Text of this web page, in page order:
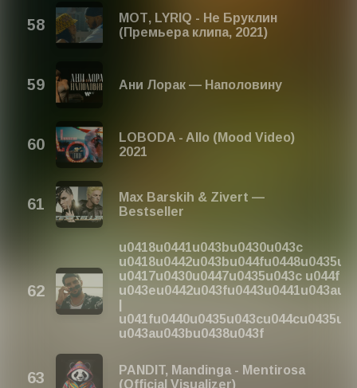
МОТ, LYRIQ - Не Бруклин
(Премьера клипа, 2021)
Ани Лорак — Наполовину
LOBODA - Allo (Mood Video)
2021
Max Barskih & Zivert —
Bestseller
u0418u0441u043bu0430u043c
u0417u0430u0447u0435u043c u044f
u043au043bu0438u043f
PANDIT, Mandinga - Mentirosa
(Official Visualizer)